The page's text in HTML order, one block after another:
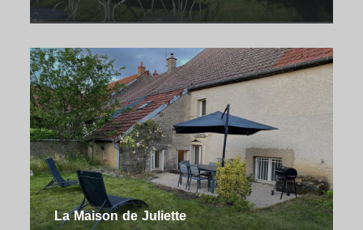
La Maison de Juliette